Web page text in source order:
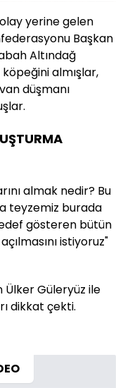
yerine gelen
Başkan
Altındağ
almışlar,
düşmanı
almak nedir? Bu
teyzemiz burada
gösteren bütün
istiyoruz"
Ülker Güleryüz ile
dikkat çekti.